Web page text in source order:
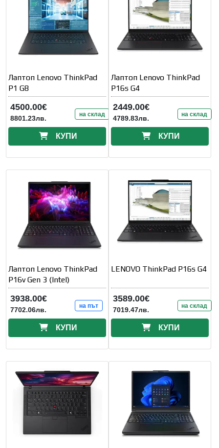
Лаптоп Lenovo ThinkPad
P1 G8
4500.00€
8801.23лв. на склад
КУПИ
Лаптоп Lenovo ThinkPad
P16s G4
2449.00€
4789.83лв. на склад
КУПИ
Лаптоп Lenovo ThinkPad
P16v Gen 3 (Intel)
3938.00€
7702.06лв. на път
КУПИ
LENOVO ThinkPad P16s G4
3589.00€
7019.47лв. на склад
КУПИ